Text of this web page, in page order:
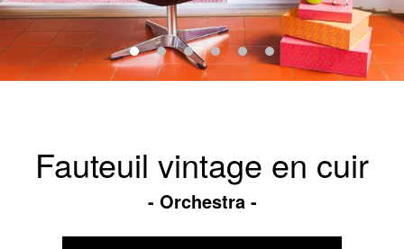
Fauteuil vintage en cuir
Orchestra